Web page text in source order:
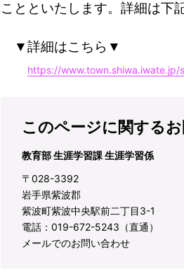
ことといたします。詳細は下
▼詳細はこちら▼
https://www.town.shiwa.iwate.jp/
このページに関する
教育部 生涯学習課 生涯学習係
〒028-3392
岩手県紫波郡
紫波町紫波中央駅前二丁目3-1
電話：019-672-5243（直通）
メールでのお問い合わせ